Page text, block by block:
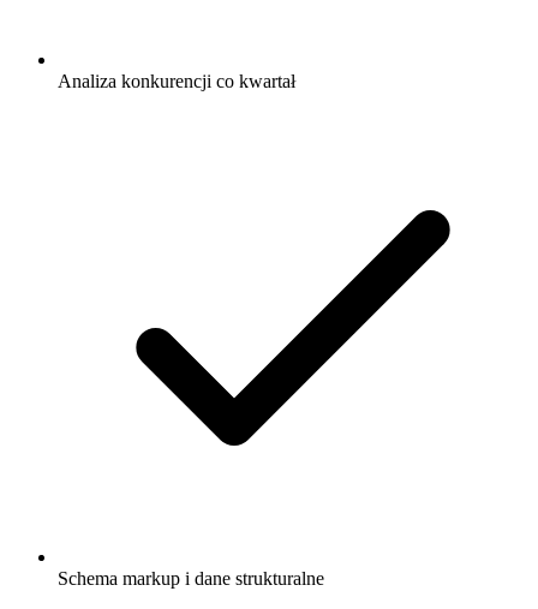
Analiza konkurencji co kwartał
Schema markup i dane strukturalne